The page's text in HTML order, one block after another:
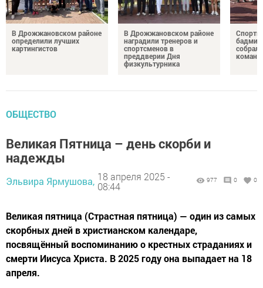
В Дрожжановском районе
определили лучших
картингистов
В Дрожжановском районе
наградили тренеров и
спортсменов в
преддверии Дня
физкультурника
ОБЩЕСТВО
Великая Пятница – день скорби и
надежды
Эльвира Ярмушова, 18 апреля 2025 -
08:44
977 0 0
Великая пятница (Страстная пятница) — один из самых
скорбных дней в христианском календаре,
посвящённый воспоминанию о крестных страданиях и
смерти Иисуса Христа. В 2025 году она выпадает на 18
апреля.